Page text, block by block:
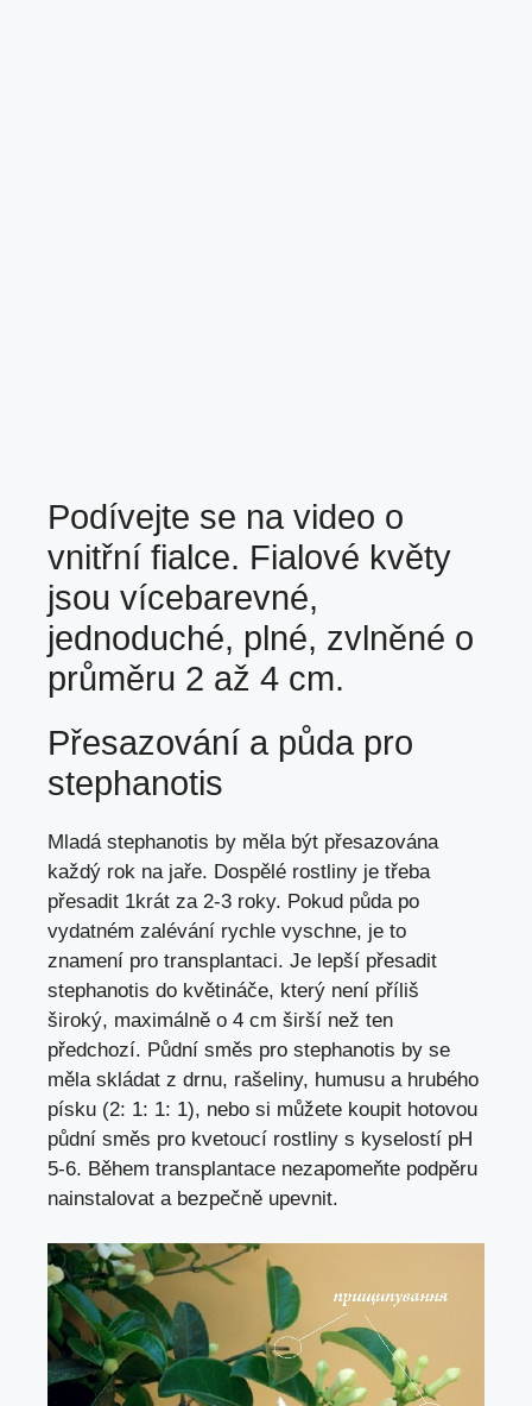
Podívejte se na video o
vnitřní fialce. Fialové květy
jsou vícebarevné,
jednoduché, plné, zvlněné o
průměru 2 až 4 cm.
Přesazování a půda pro
stephanotis
Mladá stephanotis by měla být přesazována
každý rok na jaře. Dospělé rostliny je třeba
přesadit 1krát za 2-3 roky. Pokud půda po
vydatném zalévání rychle vyschne, je to
znamení pro transplantaci. Je lepší přesadit
stephanotis do květináče, který není příliš
široký, maximálně o 4 cm širší než ten
předchozí. Půdní směs pro stephanotis by se
měla skládat z drnu, rašeliny, humusu a hrubého
písku (2: 1: 1: 1), nebo si můžete koupit hotovou
půdní směs pro kvetoucí rostliny s kyselostí pH
5-6. Během transplantace nezapomeňte podpěru
nainstalovat a bezpečně upevnit.